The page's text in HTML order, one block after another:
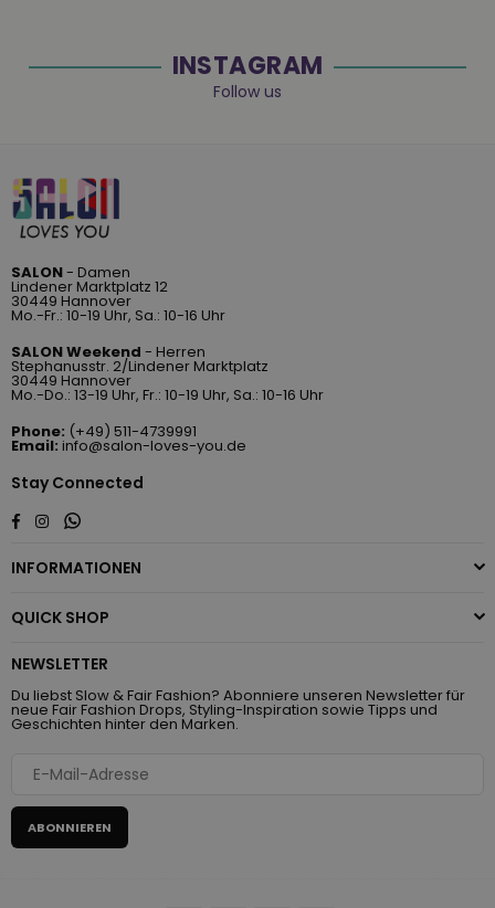
INSTAGRAM
Follow us
SALON- Damen
Lindener Marktplatz 12
30449 Hannover
Mo.-Fr.: 10-19 Uhr, Sa.: 10-16 Uhr
SALON Weekend - Herren
Stephanusstr. 2/Lindener Marktplatz
30449 Hannover
Mo.-Do.: 13-19 Uhr, Fr.: 10-19 Uhr, Sa.: 10-16 Uhr
Phone: (+49) 511-4739991
Email: info@salon-loves-you.de
Stay Connected
Facebook
InstagramWhatsapp
INFORMATIONEN
QUICK SHOP
NEWSLETTER
Du liebst Slow & Fair Fashion? Abonniere unseren Newsletter für
neue Fair Fashion Drops, Styling-Inspiration sowie Tipps und
Geschichten hinter den Marken.
ABONNIEREN